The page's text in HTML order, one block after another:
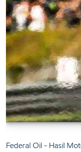
Federal Oil - Hasil